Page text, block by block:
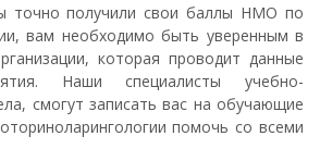
точно получили свои баллы НМО по
вам необходимо быть уверенным в
которая проводит данные
Наши специалисты учебно-
смогут записать вас на обучающие
помочь со всеми